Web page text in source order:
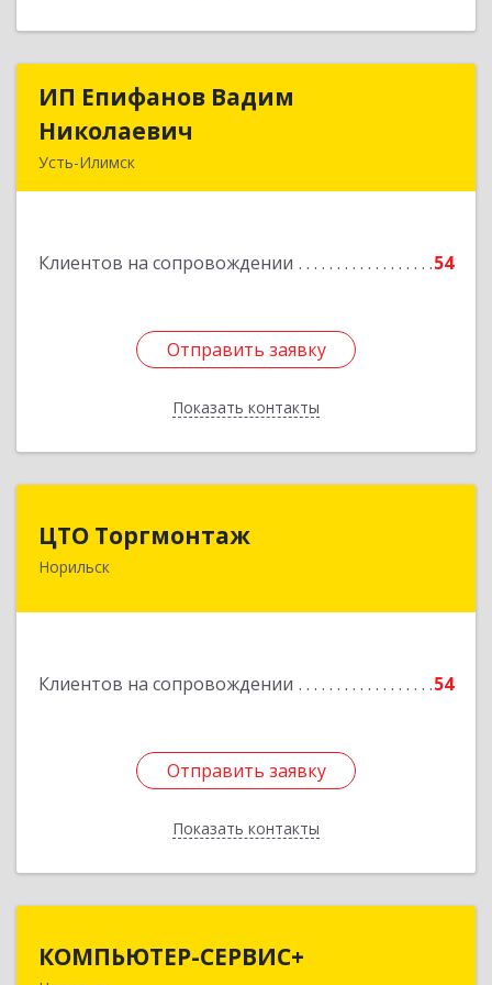
ИП Епифанов Вадим
Николаевич
Усть-Илимск
Клиентов на сопровождении 54
Отправить заявку
Показать контакты
ИП Епифанов Вадим
Подробнее
Отправить заявку
Назад
ЦТО Торгмонтаж
Норильск
Клиентов на сопровождении 54
Отправить заявку
Показать контакты
663305, Красноярский край, Норильск г,
Отправить заявку
Назад
КОМПЬЮТЕР-СЕРВИС+